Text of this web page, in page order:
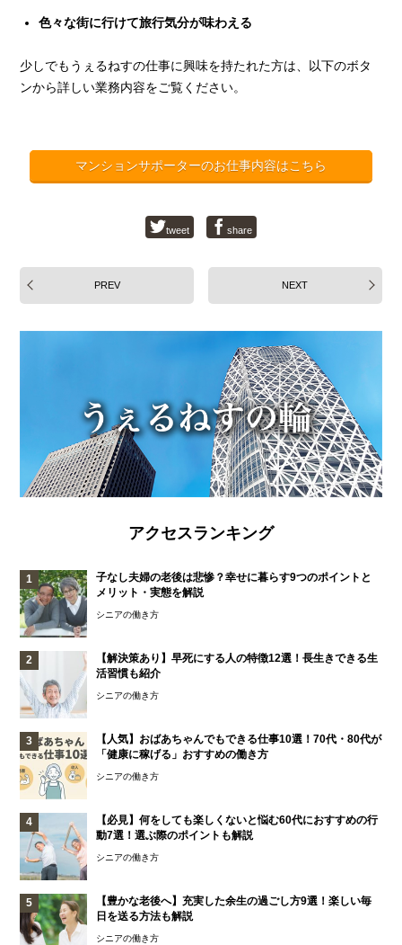
色々な街に行けて旅行気分が味わえる
少しでもうぇるねすの仕事に興味を持たれた方は、以下のボタ
ンから詳しい業務内容をご覧ください。
マンションサポーターのお仕事内容はこちら
tweet share
PREV NEXT
アクセスランキング
子なし夫婦の老後は悲惨？幸せに暮らす9つのポイントと
メリット・実態を解説
シニアの働き方
【解決策あり】早死にする人の特徴12選！長生きできる生
活習慣も紹介
シニアの働き方
【人気】おばあちゃんでもできる仕事10選！70代・80代が
「健康に稼げる」おすすめの働き方
シニアの働き方
【必見】何をしても楽しくないと悩む60代におすすめの行
動7選！選ぶ際のポイントも解説
シニアの働き方
【豊かな老後へ】充実した余生の過ごし方9選！楽しい毎
日を送る方法も解説
シニアの働き方